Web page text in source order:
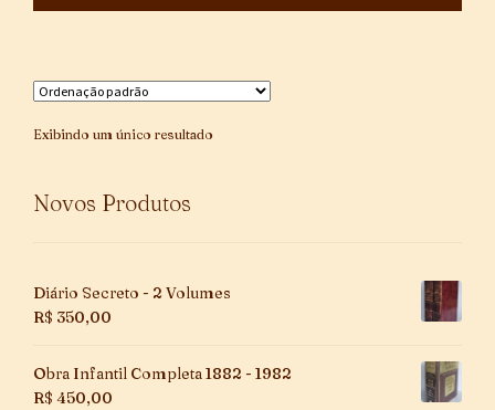
Exibindo um único resultado
Novos Produtos
Diário Secreto - 2 Volumes
R$ 350,00
Obra Infantil Completa 1882 - 1982
R$ 450,00